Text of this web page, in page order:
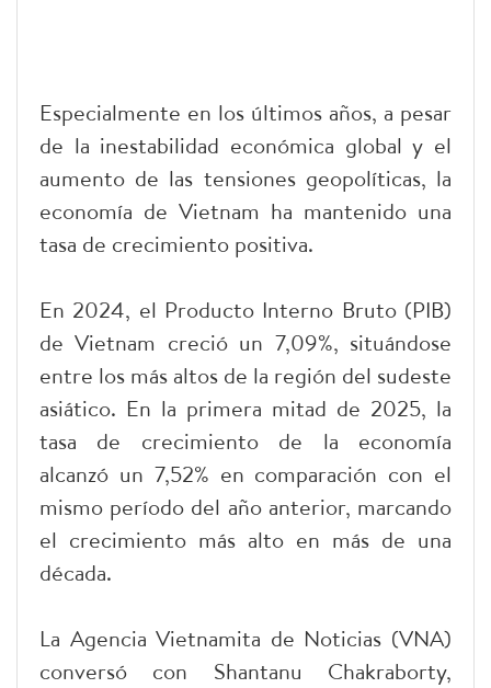
Especialmente en los últimos años, a pesar
de la inestabilidad económica global y el
aumento de las tensiones geopolíticas, la
economía de Vietnam ha mantenido una
tasa de crecimiento positiva.
En 2024, el Producto Interno Bruto (PIB)
de Vietnam creció un 7,09%, situándose
entre los más altos de la región del sudeste
asiático. En la primera mitad de 2025, la
tasa de crecimiento de la economía
alcanzó un 7,52% en comparación con el
mismo período del año anterior, marcando
el crecimiento más alto en más de una
década.
La Agencia Vietnamita de Noticias (VNA)
conversó con Shantanu Chakraborty,